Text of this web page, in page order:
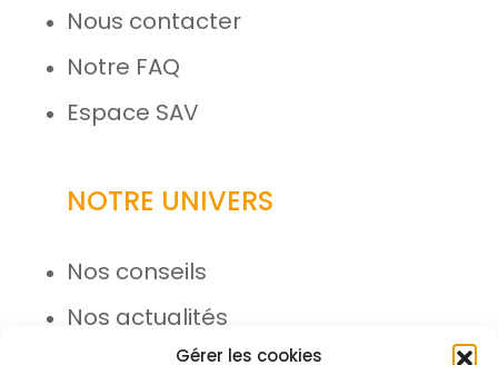
Gérer les cookies
Nous contacter
Notre FAQ
Espace SAV
NOTRE UNIVERS
Nos conseils
Nos actualités